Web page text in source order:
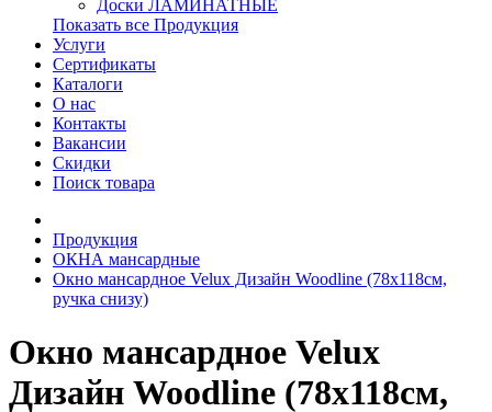
Доски ЛАМИНАТНЫЕ
Показать все Продукция
Услуги
Сертификаты
Каталоги
О нас
Контакты
Вакансии
Скидки
Поиск товара
Продукция
ОКНА мансардные
Окно мансардное Velux Дизайн Woodline (78x118см,
ручка снизу)
Окно мансардное Velux
Дизайн Woodline (78x118см,